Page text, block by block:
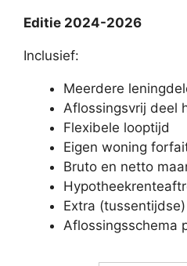
Editie 2024-2026
Inclusief:
Meerdere
Aflossingsvrij deel
Flexibele looptijd
Eigen woning
Bruto en netto
Extra
Aflossingsschema